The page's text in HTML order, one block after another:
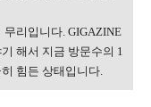
리입니다. GIGAZINE
해서 지금 방문수의 1
힘든 상태입니다.